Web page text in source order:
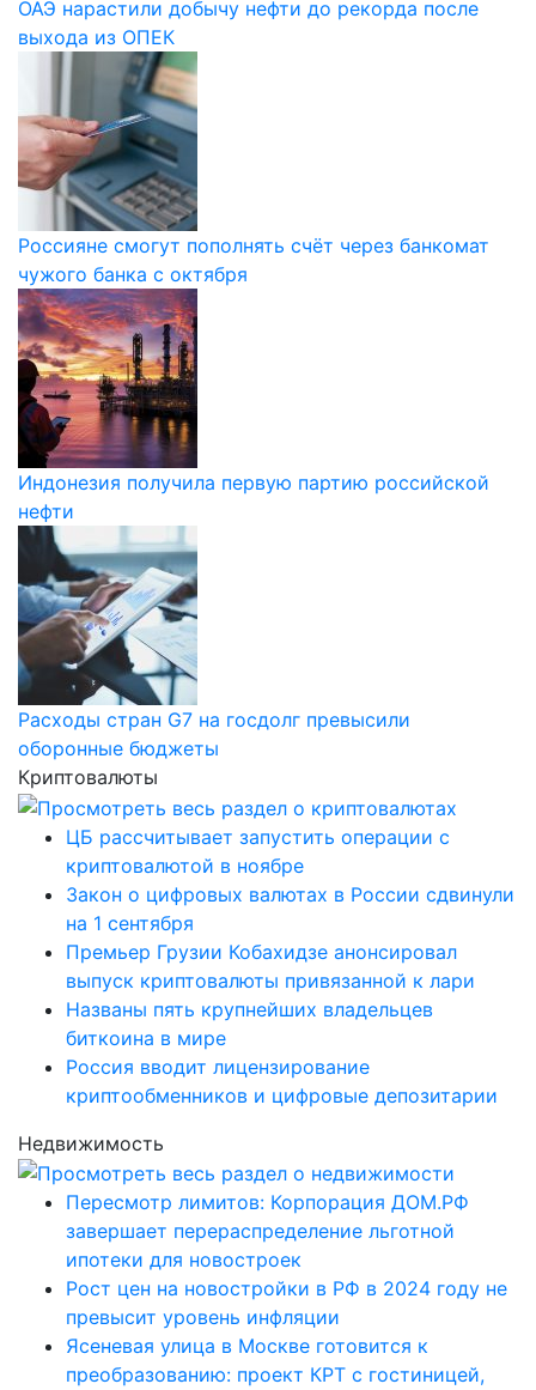
ОАЭ нарастили добычу нефти до рекорда после
выхода из ОПЕК
Россияне смогут пополнять счёт через банкомат
чужого банка с октября
Индонезия получила первую партию российской
нефти
Расходы стран G7 на госдолг превысили
оборонные бюджеты
Криптовалюты
ЦБ рассчитывает запустить операции с
криптовалютой в ноябре
Закон о цифровых валютах в России сдвинули
на 1 сентября
Премьер Грузии Кобахидзе анонсировал
выпуск криптовалюты привязанной к лари
Названы пять крупнейших владельцев
биткоина в мире
Россия вводит лицензирование
криптообменников и цифровые депозитарии
Недвижимость
Пересмотр лимитов: Корпорация ДОМ.РФ
завершает перераспределение льготной
ипотеки для новостроек
Рост цен на новостройки в РФ в 2024 году не
превысит уровень инфляции
Ясеневая улица в Москве готовится к
преобразованию: проект КРТ с гостиницей,